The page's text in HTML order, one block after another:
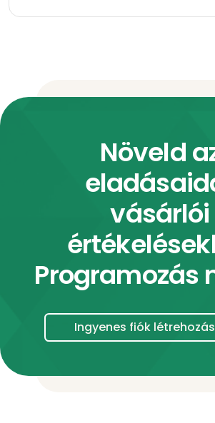
Növeld
vásárlói
Programozás
Ingyenes fiók